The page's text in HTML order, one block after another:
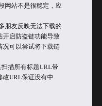
网站不是很稳定，应
朋友反映无法下载的
开启防盗链功能导致
况可以尝试将下载链
描所有标题URL带
改URL保证没有中